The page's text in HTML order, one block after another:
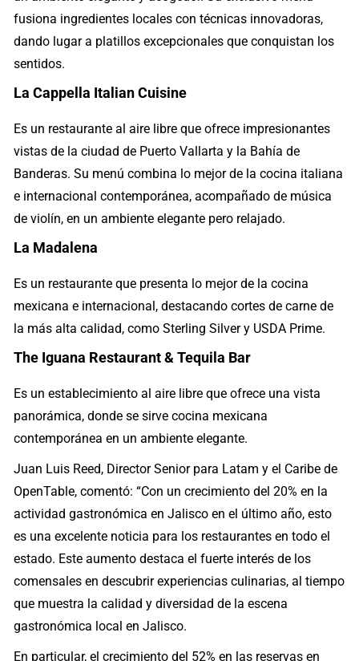
fusiona ingredientes locales con técnicas innovadoras,
dando lugar a platillos excepcionales que conquistan los
sentidos.
La Cappella Italian Cuisine
Es un restaurante al aire libre que ofrece impresionantes
vistas de la ciudad de Puerto Vallarta y la Bahía de
Banderas. Su menú combina lo mejor de la cocina italiana
e internacional contemporánea, acompañado de música
de violín, en un ambiente elegante pero relajado.
La Madalena
Es un restaurante que presenta lo mejor de la cocina
mexicana e internacional, destacando cortes de carne de
la más alta calidad, como Sterling Silver y USDA Prime.
The Iguana Restaurant & Tequila Bar
Es un establecimiento al aire libre que ofrece una vista
panorámica, donde se sirve cocina mexicana
contemporánea en un ambiente elegante.
Juan Luis Reed, Director Senior para Latam y el Caribe de
OpenTable, comentó: “Con un crecimiento del 20% en la
actividad gastronómica en Jalisco en el último año, esto
es una excelente noticia para los restaurantes en todo el
estado. Este aumento destaca el fuerte interés de los
comensales en descubrir experiencias culinarias, al tiempo
que muestra la calidad y diversidad de la escena
gastronómica local en Jalisco.
En particular, el crecimiento del 52% en las reservas en